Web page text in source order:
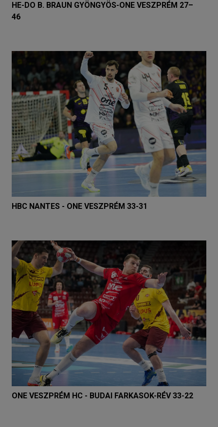
HE-DO B. BRAUN GYÖNGYÖS-ONE VESZPRÉM 27–
46
HBC NANTES - ONE VESZPRÉM 33-31
ONE VESZPRÉM HC - BUDAI FARKASOK-RÉV 33-22